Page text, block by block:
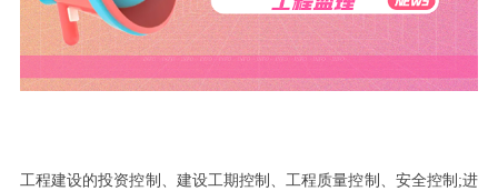
工程建设的投资控制、建设工期控制、工程质量控制、安全控制 ;进